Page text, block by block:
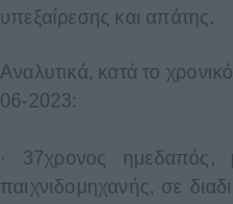
υπεξαίρεσης και απάτης.
Αναλυτικά, κατά το
06-2023:
· 37χρονος
παιχνιδομηχανής, σε